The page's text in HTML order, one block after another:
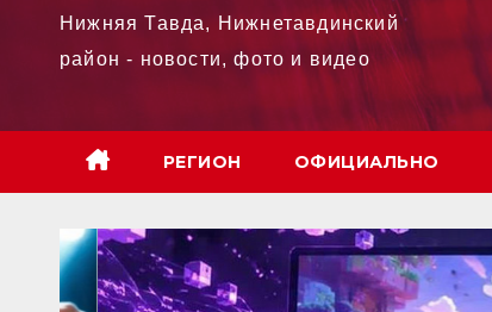
Нижняя Тавда, Нижнетавдинский
район - новости, фото и видео
РЕГИОН ОФИЦИАЛЬНО